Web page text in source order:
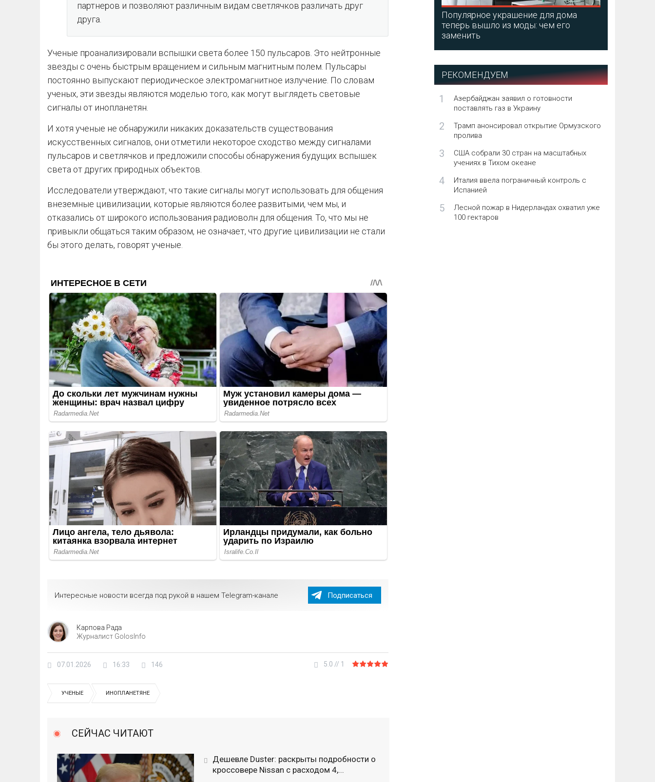
партнеров и позволяют различным видам светлячков различать друг
друга.
Ученые проанализировали вспышки света более 150 пульсаров. Это нейтронные
звезды с очень быстрым вращением и сильным магнитным полем. Пульсары
постоянно выпускают периодическое электромагнитное излучение. По словам
ученых, эти звезды являются моделью того, как могут выглядеть световые
сигналы от инопланетян.
И хотя ученые не обнаружили никаких доказательств существования
искусственных сигналов, они отметили некоторое сходство между сигналами
пульсаров и светлячков и предложили способы обнаружения будущих вспышек
света от других природных объектов.
Исследователи утверждают, что такие сигналы могут использовать для общения
внеземные цивилизации, которые являются более развитыми, чем мы, и
отказались от широкого использования радиоволн для общения. То, что мы не
привыкли общаться таким образом, не означает, что другие цивилизации не стали
бы этого делать, говорят ученые.
Интересные новости всегда под рукой в нашем Telegram-канале Подписаться
Карпова Рада
Журналист GolosInfo
07.01.2026 16:33 146 5.0 // 1
УЧЕНЫЕ ИНОПЛАНЕТЯНЕ
СЕЙЧАС ЧИТАЮТ
Дешевле Duster: раскрыты подробности о
кроссовере Nissan с расходом 4,...
Популярное украшение для дома
теперь вышло из моды: чем его
заменить
РЕКОМЕНДУЕМ
1
Азербайджан заявил о готовности
поставлять газ в Украину
2
Трамп анонсировал открытие Ормузского
пролива
3
США собрали 30 стран на масштабных
учениях в Тихом океане
4
Италия ввела пограничный контроль с
Испанией
5
Лесной пожар в Нидерландах охватил уже
100 гектаров